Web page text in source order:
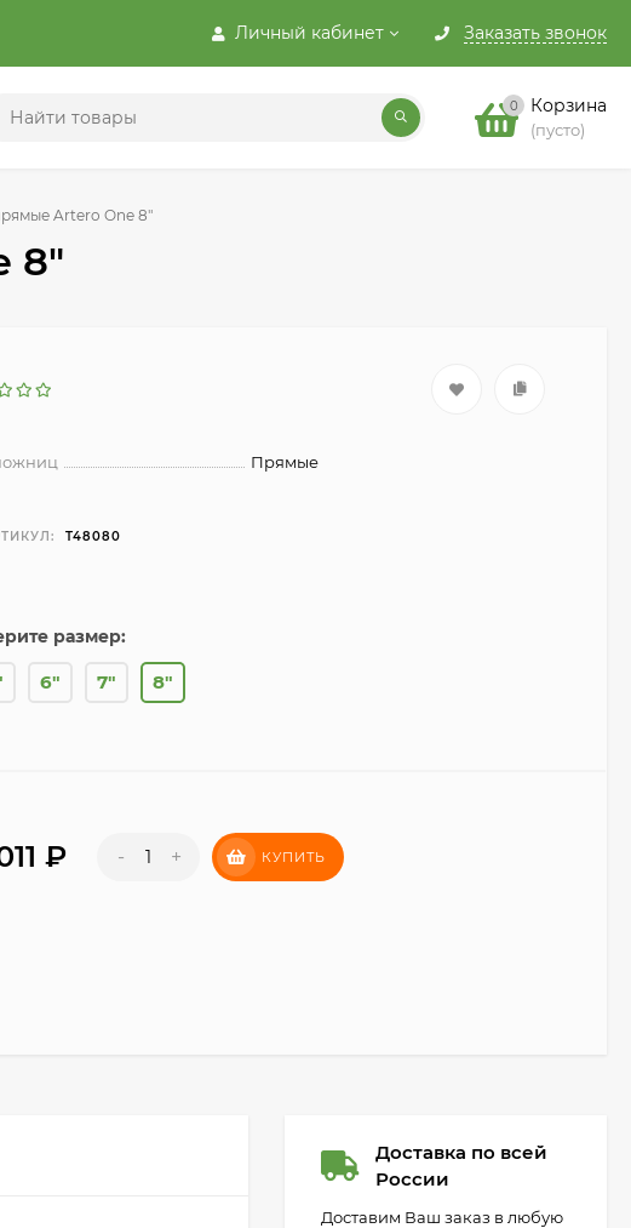
Личный кабинет Заказать звонок
0 Корзина
(пусто)
Artero One 8"
8"
Прямые
T48080
размер:
6" 7" 8"
₽ - + КУПИТЬ
Доставка по всей
России
Доставим Ваш заказ в любую